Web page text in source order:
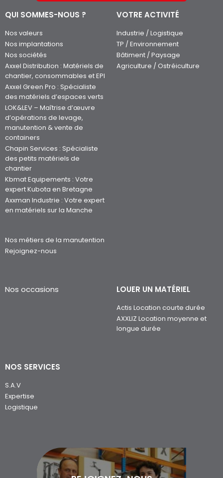
QUI SOMMES-NOUS ?
Nos valeurs
Nos implantations
Nos sociétés
Axxel Distribution : Matériels de
chantier, consommables et EPI
Axxel Green Pro : Spécialiste
des matériels d’espaces verts
LOK&LEV – Maîtrise d’œuvre
d’opérations de levage,
manutention & vente de
containers
Chapin Services : Spécialiste
des petits matériels de
chantier
Kbmat Equipements : Votre
expert Kubota en Bretagne
Axxman Industrie : Votre expert
en matériels sur la Manche
Nos métiers de la manutention
Rejoignez-nous
VOTRE ACTIVITÉ
Industrie / Logistique
TP / Environnement
Bâtiment / Paysage
Agriculture / Ostréiculture
Nos occasions LOUER UN MATÉRIEL
Actis Location courte durée
AXXLIZ Location moyenne et
longue durée
NOS SERVICES
S.A.V
Expertise
Logistique